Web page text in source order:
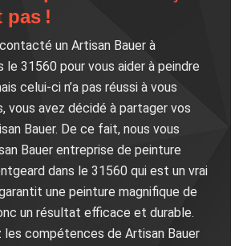
pas !
un Artisan Bauer à
le 31560 pour vous aider à peindre
celui-ci n’a pas réussi à vous
vous avez décidé à partager vos
Bauer. De ce fait, nous vous
Bauer entreprise de peinture
dans le 31560 qui est un vrai
une peinture magnifique de
un résultat efficace et durable.
les compétences de Artisan Bauer